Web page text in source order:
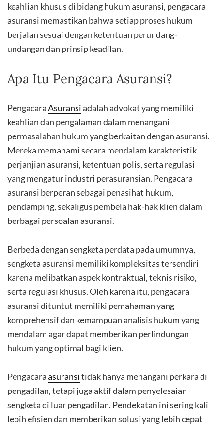
keahlian khusus di bidang hukum asuransi, pengacara
asuransi memastikan bahwa setiap proses hukum
berjalan sesuai dengan ketentuan perundang-
undangan dan prinsip keadilan.
Apa Itu Pengacara Asuransi?
PengacaraAsuransiadalah advokat yang memiliki
keahlian dan pengalaman dalam menangani
permasalahan hukum yang berkaitan dengan asuransi.
Mereka memahami secara mendalam karakteristik
perjanjian asuransi, ketentuan polis, serta regulasi
yang mengatur industri perasuransian. Pengacara
asuransi berperan sebagai penasihat hukum,
pendamping, sekaligus pembela hak-hak klien dalam
berbagai persoalan asuransi.
Berbeda dengan sengketa perdata pada umumnya,
sengketa asuransi memiliki kompleksitas tersendiri
karena melibatkan aspek kontraktual, teknis risiko,
serta regulasi khusus. Oleh karena itu, pengacara
asuransi dituntut memiliki pemahaman yang
komprehensif dan kemampuan analisis hukum yang
mendalam agar dapat memberikan perlindungan
hukum yang optimal bagi klien.
Pengacaraasuransitidak hanya menangani perkara di
pengadilan, tetapi juga aktif dalam penyelesaian
sengketa di luar pengadilan. Pendekatan ini sering kali
lebih efisien dan memberikan solusi yang lebih cepat